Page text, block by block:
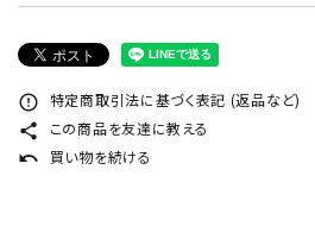
error_outline 特定商取引法に基づく表記 (返品など)
share この商品を友達に教える
undo 買い物を続ける